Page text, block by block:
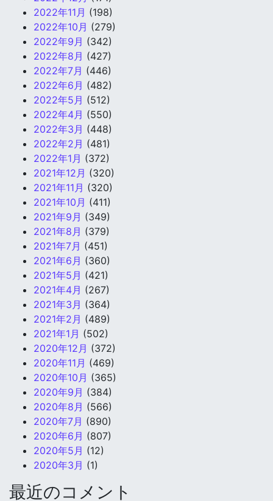
2022年11月 (198)
2022年10月 (279)
2022年9月 (342)
2022年8月 (427)
2022年7月 (446)
2022年6月 (482)
2022年5月 (512)
2022年4月 (550)
2022年3月 (448)
2022年2月 (481)
2022年1月 (372)
2021年12月 (320)
2021年11月 (320)
2021年10月 (411)
2021年9月 (349)
2021年8月 (379)
2021年7月 (451)
2021年6月 (360)
2021年5月 (421)
2021年4月 (267)
2021年3月 (364)
2021年2月 (489)
2021年1月 (502)
2020年12月 (372)
2020年11月 (469)
2020年10月 (365)
2020年9月 (384)
2020年8月 (566)
2020年7月 (890)
2020年6月 (807)
2020年5月 (12)
2020年3月 (1)
最近のコメント